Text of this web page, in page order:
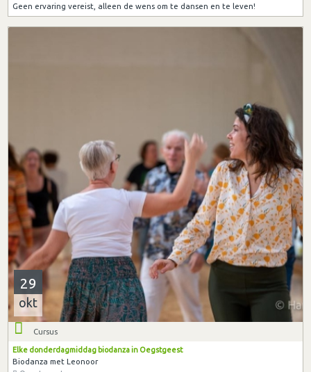
Geen ervaring vereist, alleen de wens om te dansen en te leven!
29
okt
Cursus
Elke donderdagmiddag biodanza in Oegstgeest
Biodanza met Leonoor